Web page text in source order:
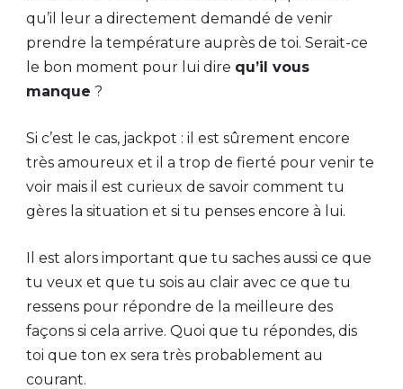
qu’il leur a directement demandé de venir
prendre la température auprès de toi. Serait-ce
le bon moment pour lui dire qu’il vous
manque ?
Si c’est le cas, jackpot : il est sûrement encore
très amoureux et il a trop de fierté pour venir te
voir mais il est curieux de savoir comment tu
gères la situation et si tu penses encore à lui.
Il est alors important que tu saches aussi ce que
tu veux et que tu sois au clair avec ce que tu
ressens pour répondre de la meilleure des
façons si cela arrive. Quoi que tu répondes, dis
toi que ton ex sera très probablement au
courant.